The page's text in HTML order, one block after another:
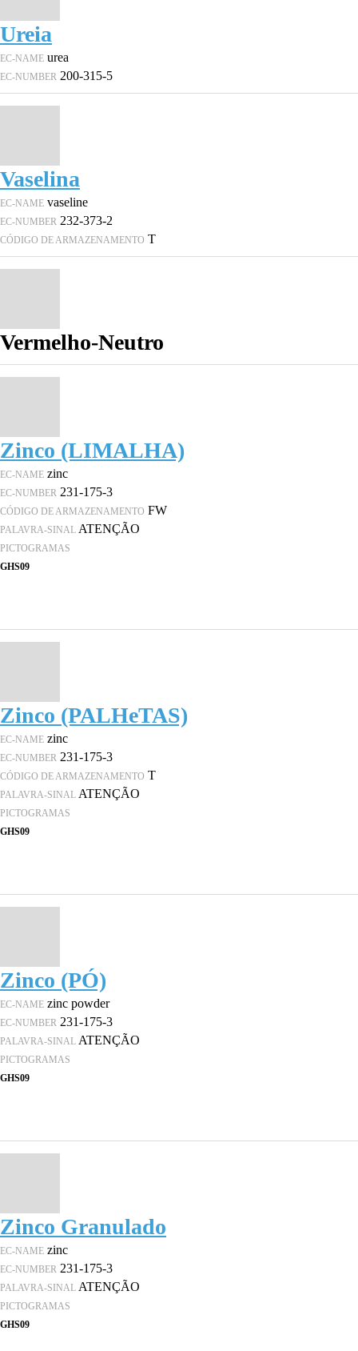
Ureia
EC-NAME urea
EC-NUMBER 200-315-5
Vaselina
EC-NAME vaseline
EC-NUMBER 232-373-2
CÓDIGO DE ARMAZENAMENTO T
Vermelho-Neutro
Zinco (LIMALHA)
EC-NAME zinc
EC-NUMBER 231-175-3
CÓDIGO DE ARMAZENAMENTO FW
PALAVRA-SINAL ATENÇÃO
PICTOGRAMAS
GHS09
Zinco (PALHeTAS)
EC-NAME zinc
EC-NUMBER 231-175-3
CÓDIGO DE ARMAZENAMENTO T
PALAVRA-SINAL ATENÇÃO
PICTOGRAMAS
GHS09
Zinco (PÓ)
EC-NAME zinc powder
EC-NUMBER 231-175-3
PALAVRA-SINAL ATENÇÃO
PICTOGRAMAS
GHS09
Zinco Granulado
EC-NAME zinc
EC-NUMBER 231-175-3
PALAVRA-SINAL ATENÇÃO
PICTOGRAMAS
GHS09